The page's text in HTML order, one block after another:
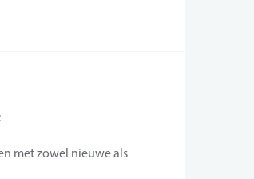
met zowel nieuwe als